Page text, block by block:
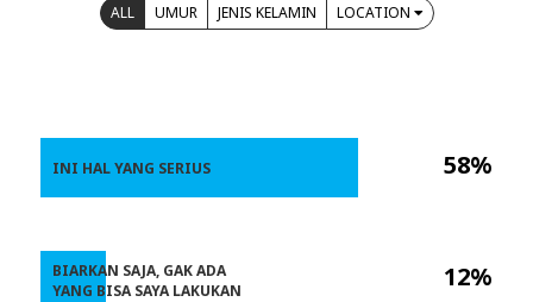
ALL UMUR JENIS KELAMIN LOCATION
58%
12%
INI HAL YANG SERIUS
BIARKAN SAJA, GAK ADA
YANG BISA SAYA LAKUKAN